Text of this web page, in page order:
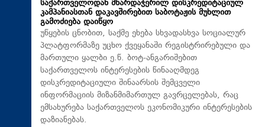
საქართველოდან მხარდაჭერილ დისკრედიტაციულ
კამპანიასთან დაკავშირებით საბოტაჟის მუხლით
გამოძიება დაიწყო
უწყების ცნობით, საქმე ეხება სხვადასხვა სოციალურ
პლატფორმაზე უცხო ქვეყანაში რეგისტრირებული და
მართული ყალბი ე.წ. ბოტ-ანგარიშებით
საქართველოს ინტერესების წინააღმდეგ
დისკრედიტაციული შინაარსის შემცველი
ინფორმაციის მიზანმიმართულ გავრცელებას, რაც
ემსახურება საქართველოს ეკონომიკური ინტერესების
დაზიანებას.